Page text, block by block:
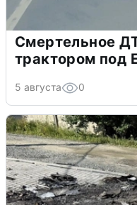
Смертельное
трактором под
5 августа 0